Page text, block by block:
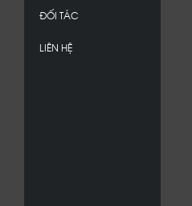
ĐỐI TÁC
LIÊN HỆ